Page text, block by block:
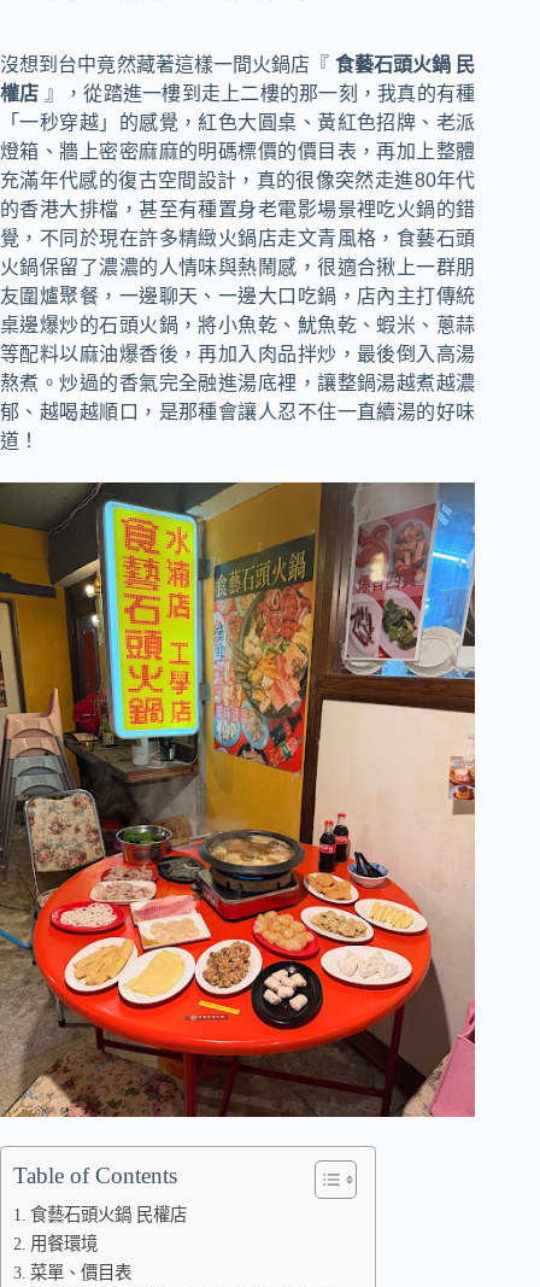
沒想到台中竟然藏著這樣一間火鍋店『 食藝石頭火鍋 民
權店 』，從踏進一樓到走上二樓的那一刻，我真的有種
「一秒穿越」的感覺，紅色大圓桌、黃紅色招牌、老派
燈箱、牆上密密麻麻的明碼標價的價目表，再加上整體
充滿年代感的復古空間設計，真的很像突然走進80年代
的香港大排檔，甚至有種置身老電影場景裡吃火鍋的錯
覺，不同於現在許多精緻火鍋店走文青風格，食藝石頭
火鍋保留了濃濃的人情味與熱鬧感，很適合揪上一群朋
友圍爐聚餐，一邊聊天、一邊大口吃鍋，店內主打傳統
桌邊爆炒的石頭火鍋，將小魚乾、魷魚乾、蝦米、蔥蒜
等配料以麻油爆香後，再加入肉品拌炒，最後倒入高湯
熬煮。炒過的香氣完全融進湯底裡，讓整鍋湯越煮越濃
郁、越喝越順口，是那種會讓人忍不住一直續湯的好味
道！
Table of Contents
食藝石頭火鍋 民權店
用餐環境
菜單、價目表